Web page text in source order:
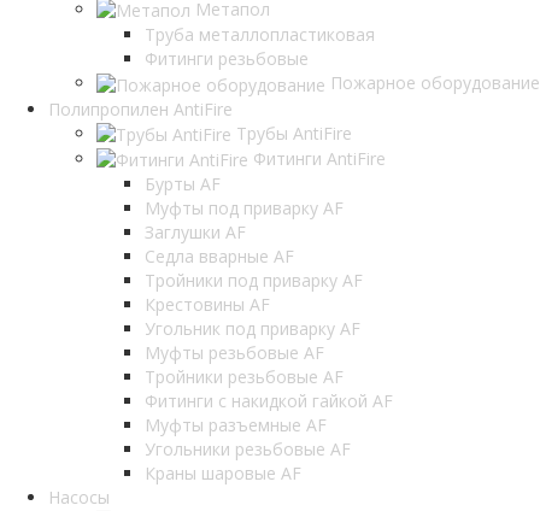
Метапол
Труба металлопластиковая
Фитинги резьбовые
Пожарное оборудование
Полипропилен AntiFire
Трубы AntiFire
Фитинги AntiFire
Бурты AF
Муфты под приварку AF
Заглушки AF
Седла вварные AF
Тройники под приварку AF
Крестовины AF
Угольник под приварку AF
Муфты резьбовые AF
Тройники резьбовые AF
Фитинги с накидкой гайкой AF
Муфты разъемные AF
Угольники резьбовые AF
Краны шаровые AF
Насосы